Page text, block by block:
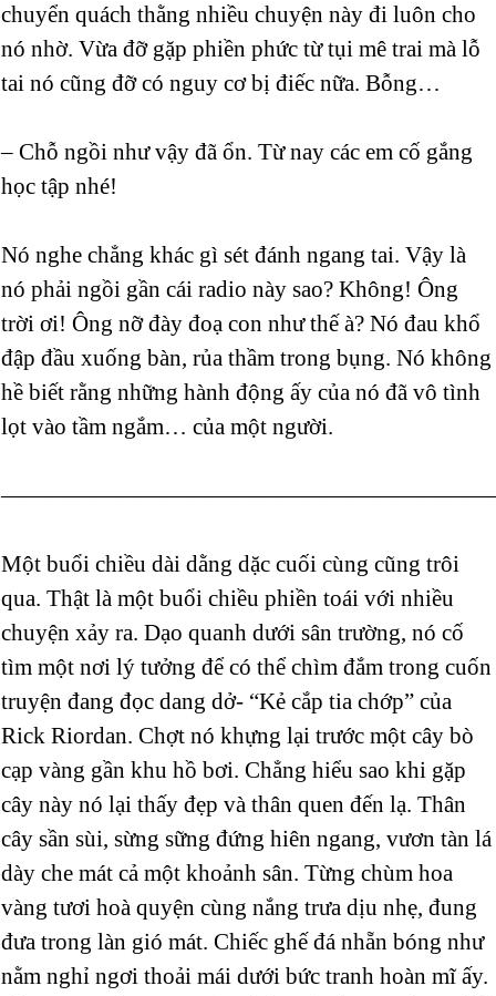
chuyển quách thằng nhiều chuyện này đi luôn cho
nó nhờ. Vừa đỡ gặp phiền phức từ tụi mê trai mà lỗ
tai nó cũng đỡ có nguy cơ bị điếc nữa. Bỗng…
– Chỗ ngồi như vậy đã ổn. Từ nay các em cố gắng
học tập nhé!
Nó nghe chẳng khác gì sét đánh ngang tai. Vậy là
nó phải ngồi gần cái radio này sao? Không! Ông
trời ơi! Ông nỡ đày đoạ con như thế à? Nó đau khổ
đập đầu xuống bàn, rủa thầm trong bụng. Nó không
hề biết rằng những hành động ấy của nó đã vô tình
lọt vào tầm ngắm… của một người.
Một buổi chiều dài dằng dặc cuối cùng cũng trôi
qua. Thật là một buổi chiều phiền toái với nhiều
chuyện xảy ra. Dạo quanh dưới sân trường, nó cố
tìm một nơi lý tưởng để có thể chìm đắm trong cuốn
truyện đang đọc dang dở- “Kẻ cắp tia chớp” của
Rick Riordan. Chợt nó khựng lại trước một cây bò
cạp vàng gần khu hồ bơi. Chẳng hiểu sao khi gặp
cây này nó lại thấy đẹp và thân quen đến lạ. Thân
cây sần sùi, sừng sững đứng hiên ngang, vươn tàn lá
dày che mát cả một khoảnh sân. Từng chùm hoa
vàng tươi hoà quyện cùng nắng trưa dịu nhẹ, đung
đưa trong làn gió mát. Chiếc ghế đá nhẵn bóng như
nằm nghỉ ngơi thoải mái dưới bức tranh hoàn mĩ ấy.